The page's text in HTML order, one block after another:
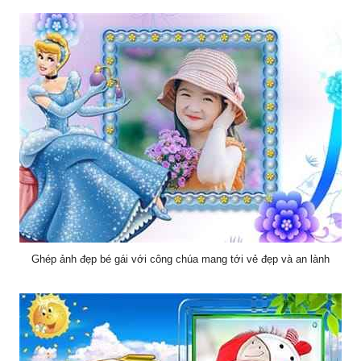
Ghép ảnh đẹp bé gái với công chúa mang tới vẻ đẹp và an lành